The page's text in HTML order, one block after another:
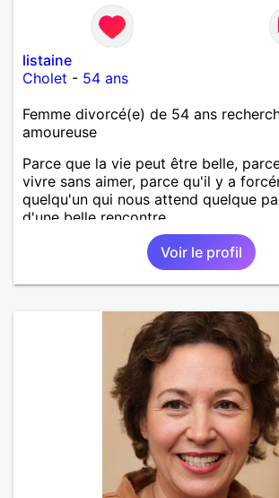
listaine
Cholet - 54 ans
Femme divorcé(e) de 54 ans
amoureuse
Parce que la vie peut être belle,
vivre sans aimer, parce qu'il y a
quelqu'un qui nous attend quelque
d'une belle rencontre.
Voir le profil